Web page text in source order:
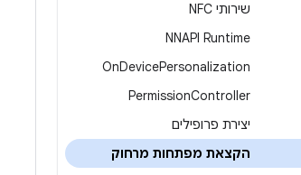
שירותי NFC
NNAPI Runtime
OnDevicePersonalization
PermissionController
יצירת פרופילים
הקצאת מפתחות מרחוק